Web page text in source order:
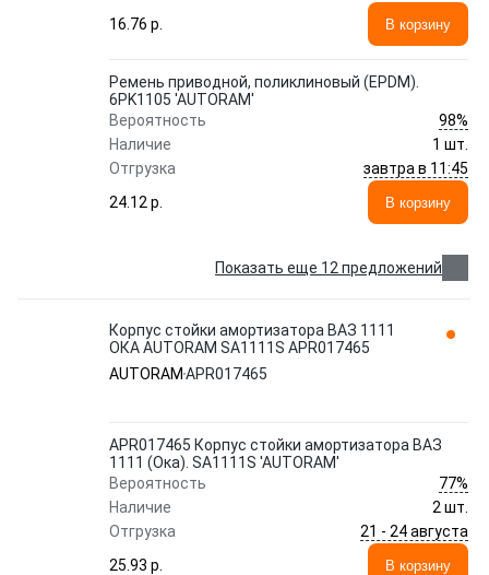
16.76 p.
В корзину
Ремень приводной, поликлиновый (EPDM).
6PK1105 'AUTORAM'
Вероятность
98%
Наличие
1 шт.
Отгрузка
завтра в 11:45
24.12 p.
В корзину
Показать еще 12 предложений
Корпус стойки амортизатора ВАЗ 1111
ОКА AUTORAM SA1111S АPR017465
AUTORAM АPR017465
АPR017465 Корпус стойки амортизатора ВАЗ
1111 (Ока). SA1111S 'AUTORAM'
Вероятность
77%
Наличие
2 шт.
Отгрузка
21 - 24 августа
25.93 p.
В корзину